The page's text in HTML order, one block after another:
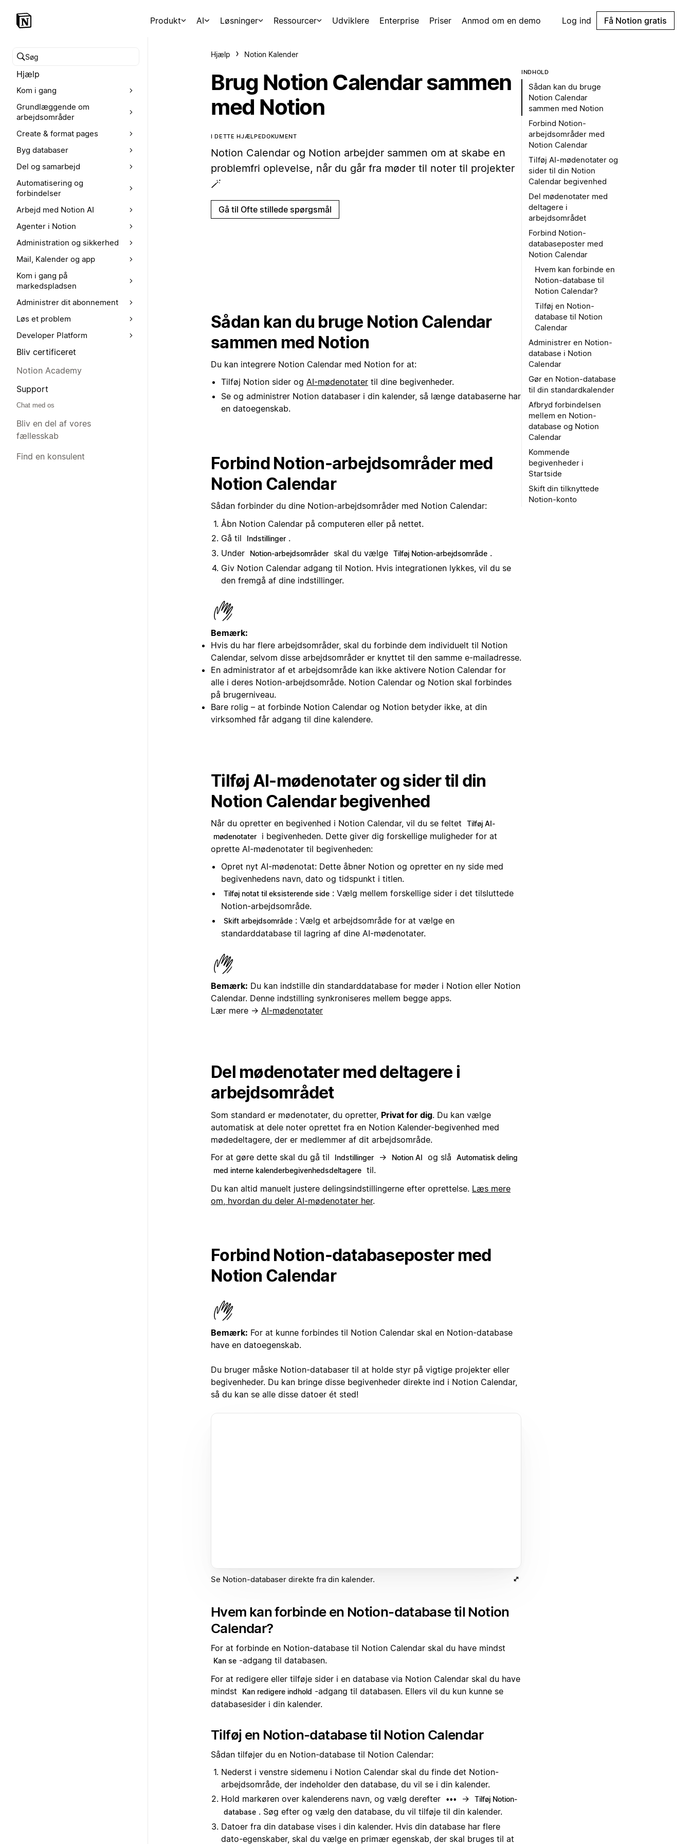
Produkt AI Løsninger Ressourcer Udviklere Enterprise Priser Anmod om en demo Log ind Få Notion gratis
Søg i hjælpecenteret
Hjælp
Kom i gang
Grundlæggende om
arbejdsområder
Create & format pages
Byg databaser
Del og samarbejd
Automatisering og
forbindelser
Arbejd med Notion AI
Agenter i Notion
Administration og sikkerhed
Mail, Kalender og app
Kom i gang på
markedspladsen
Administrer dit abonnement
Løs et problem
Developer Platform
Bliv certificeret
Notion Academy
Support
Chat med os
Bliv en del af vores
fællesskab
Find en konsulent
Hjælp Notion Kalender
Brug Notion Calendar sammen
med Notion
I DETTE HJÆLPEDOKUMENT
Notion Calendar og Notion arbejder sammen om at skabe en
problemfri oplevelse, når du går fra møder til noter til projekter
🪄
Gå til Ofte stillede spørgsmål
Sådan kan du bruge Notion Calendar
sammen med Notion
Du kan integrere Notion Calendar med Notion for at:
Tilføj Notion sider og AI-mødenotater til dine begivenheder.
Se og administrer Notion databaser i din kalender, så længe databaserne har
en datoegenskab.
Forbind Notion-arbejdsområder med
Notion Calendar
Sådan forbinder du dine Notion-arbejdsområder med Notion Calendar:
Åbn Notion Calendar på computeren eller på nettet.
Gå til
Indstillinger .
Under
Notion-arbejdsområder skal du vælge Tilføj Notion-arbejdsområde .
Giv Notion Calendar adgang til Notion. Hvis integrationen lykkes, vil du se
den fremgå af dine indstillinger.
Bemærk:
Hvis du har flere arbejdsområder, skal du forbinde dem individuelt til Notion
Calendar, selvom disse arbejdsområder er knyttet til den samme e-mailadresse.
En administrator af et arbejdsområde kan ikke aktivere Notion Calendar for
alle i deres Notion-arbejdsområde. Notion Calendar og Notion skal forbindes
på brugerniveau.
Bare rolig – at forbinde Notion Calendar og Notion betyder ikke, at din
virksomhed får adgang til dine kalendere.
Tilføj AI-mødenotater og sider til din
Notion Calendar begivenhed
Når du opretter en begivenhed i Notion Calendar, vil du se feltet
Tilføj AI-
mødenotater
i begivenheden. Dette giver dig forskellige muligheder for at
oprette AI-mødenotater til begivenheden:
Opret nyt AI-mødenotat: Dette åbner Notion og opretter en ny side med
begivenhedens navn, dato og tidspunkt i titlen.
Tilføj notat til eksisterende side : Vælg mellem forskellige sider i det tilsluttede
Notion-arbejdsområde.
Skift arbejdsområde : Vælg et arbejdsområde for at vælge en
standarddatabase til lagring af dine AI-mødenotater.
Bemærk: Du kan indstille din standarddatabase for møder i Notion eller Notion
Calendar. Denne indstilling synkroniseres mellem begge apps.
Lær mere → AI-mødenotater
Del mødenotater med deltagere i
arbejdsområdet
Som standard er mødenotater, du opretter, Privat for dig. Du kan vælge
automatisk at dele noter oprettet fra en Notion Kalender-begivenhed med
mødedeltagere, der er medlemmer af dit arbejdsområde.
For at gøre dette skal du gå til
Indstillinger → Notion AI og slå
Automatisk deling
med interne kalenderbegivenhedsdeltagere til.
Du kan altid manuelt justere delingsindstillingerne efter oprettelse. Læs mere
om, hvordan du deler AI-mødenotater her.
Forbind Notion-databaseposter med
Notion Calendar
Bemærk: For at kunne forbindes til Notion Calendar skal en Notion-database
have en datoegenskab.
Du bruger måske Notion-databaser til at holde styr på vigtige projekter eller
begivenheder. Du kan bringe disse begivenheder direkte ind i Notion Calendar,
så du kan se alle disse datoer ét sted!
Se Notion-databaser direkte fra din kalender.
Hvem kan forbinde en Notion-database til Notion
Calendar?
For at forbinde en Notion-database til Notion Calendar skal du have mindst
Kan se -adgang til databasen.
For at redigere eller tilføje sider i en database via Notion Calendar skal du have
mindst
Kan redigere indhold -adgang til databasen. Ellers vil du kun kunne se
databasesider i din kalender.
Tilføj en Notion-database til Notion Calendar
Sådan tilføjer du en Notion-database til Notion Calendar:
Nederst i venstre sidemenu i Notion Calendar skal du finde det Notion-
arbejdsområde, der indeholder den database, du vil se i din kalender.
Hold markøren over kalenderens navn, og vælg derefter
••• →
Tilføj Notion-
database . Søg efter og vælg den database, du vil tilføje til din kalender.
Datoer fra din database vises i din kalender. Hvis din database har flere
dato-egenskaber, skal du vælge en primær egenskab, der skal bruges til at
INDHOLD
Sådan kan du bruge
Notion Calendar
sammen med Notion
Forbind Notion-
arbejdsområder med
Notion Calendar
Tilføj AI-mødenotater og
sider til din Notion
Calendar begivenhed
Del mødenotater med
deltagere i
arbejdsområdet
Forbind Notion-
databaseposter med
Notion Calendar
Hvem kan forbinde en
Notion-database til
Notion Calendar?
Tilføj en Notion-
database til Notion
Calendar
Administrer en Notion-
database i Notion
Calendar
Gør en Notion-database
til din standardkalender
Afbryd forbindelsen
mellem en Notion-
database og Notion
Calendar
Kommende
begivenheder i
Startside
Skift din tilknyttede
Notion-konto